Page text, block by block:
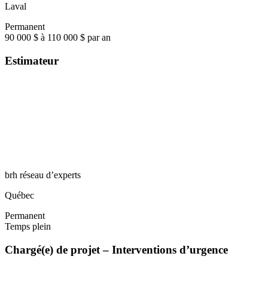
Laval
Permanent
90 000 $ à 110 000 $ par an
Estimateur
brh réseau d’experts
Québec
Permanent
Temps plein
Chargé(e) de projet – Interventions d’urgence